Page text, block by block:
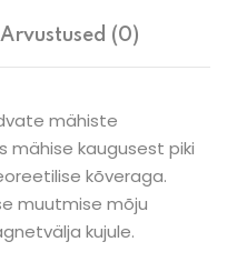
Arvustused (0)
mähiste
kaugusest piki
kõveraga.
muutmise mõju
kujule.